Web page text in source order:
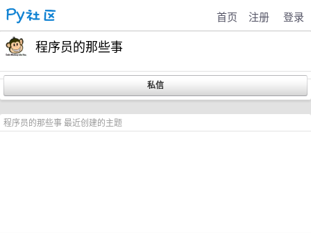
首页 注册 登录
程序员的那些事
程序员的那些事 最近创建的主题